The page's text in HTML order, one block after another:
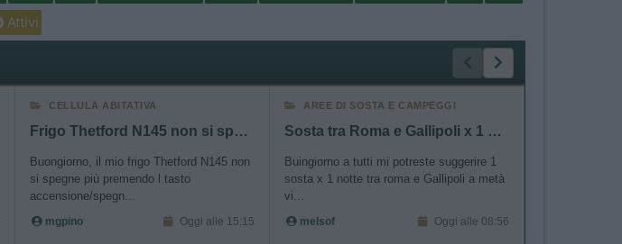
Attivi
CELLULA ABITATIVA
Frigo Thetford N145 non si spegne
Buongiorno, il mio frigo Thetford N145 non
si spegne più premendo l tasto
accensione/spegn...
mgpino Oggi alle 15:15
AREE DI SOSTA E CAMPEGGI
Sosta tra Roma e Gallipoli x 1 notte
Buingiorno a tutti mi potreste suggerire 1
sosta x 1 notte tra roma e Gallipoli a metà
vi...
melsof Oggi alle 08:56